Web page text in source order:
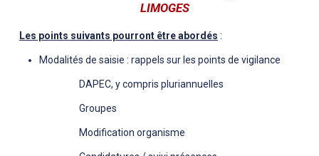
LIMOGES
Les points suivants pourront être abordés :
Modalités de saisie : rappels sur les points de vigilance
DAPEC, y compris pluriannuelles
Groupes
Modification organisme